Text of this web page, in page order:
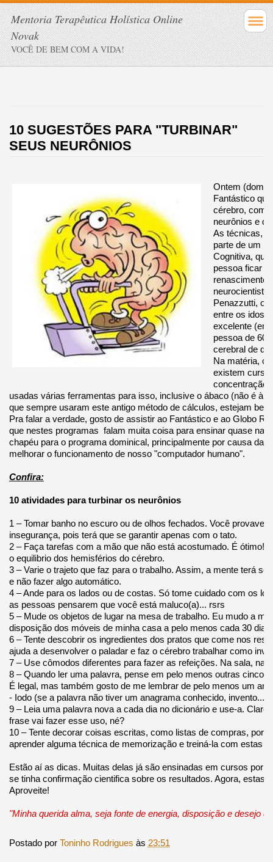
Mentoria Terapêutica Holística Online
Novak
VOCÊ DE BEM COM A VIDA!
10 SUGESTÕES PARA "TURBINAR"
SEUS NEURÔNIOS
Ontem
Fantástico
cérebro, com
neurônios e
As técnicas,
parte de um
Cognitiva,
pessoa ficar
renascimento
neurocientista
Penazzutti, o
entre os
excelente (em
pessoa de 60
cerebral de
Na matéria,
existem
concentração,
usadas várias ferramentas para isso, inclusive o ábaco (não é à
que sempre usaram este antigo método de cálculos, estejam
Pra falar a verdade, gosto de assistir ao Fantástico e ao Globo
que nestes programas falam muita coisa para ensinar quase
chapéu para o programa dominical, principalmente por causa das
melhorar o funcionamento de nosso "computador humano".
Confira:
10 atividades para turbinar os neurônios
1 – Tomar banho no escuro ou de olhos fechados. Você
insegurança, pois terá que se garantir apenas com o tato.
2 – Faça tarefas com a mão que não está acostumado. É ótimo!
o equilibrio dos hemisférios do cérebro.
3 – Varie o trajeto que faz para o trabalho. Assim, a mente terá
e não fazer algo automático.
4 – Ande para os lados ou de costas. Só tome cuidado com os
as pessoas pensarem que você está maluco(a)... rsrs
5 – Mude os objetos de lugar na mesa de trabalho. Eu mudo a
disposição dos móveis de minha casa a pelo menos cada 30 dias.
6 – Tente descobrir os ingredientes dos pratos que come nos
ajuda a desenvolver o paladar e faz o cérebro trabalhar como
7 – Use cômodos diferentes para fazer as refeições. Na sala, na
8 – Quando ler uma palavra, pense em pelo menos outras cinco
É legal, mas também gosto de me lembrar de pelo menos um
- Iodo (se a palavra não tiver um anagrama conhecido,
9 – Leia uma palavra nova a cada dia no dicionário e use-a.
frase vai fazer esse uso, né?
10 – Tente decorar coisas escritas, como listas de compras, por
aprender alguma técnica de memorização e treiná-la com estas
Estão aí as dicas. Muitas delas já são ensinadas em cursos por
se tinha confirmação cientifica sobre os resultados. Agora, estas
Aproveite!
"Minha querida alma, seja fonte de energia, disposição e desejo
Postado por Toninho Rodrigues às 23:51